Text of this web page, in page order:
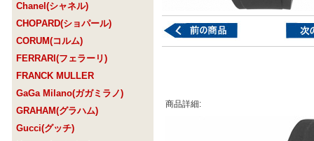
Chanel(シャネル)
CHOPARD(ショパール)
CORUM(コルム)
FERRARI(フェラーリ)
FRANCK MULLER
GaGa Milano(ガガミラノ)
GRAHAM(グラハム)
Gucci(グッチ)
商品詳細: